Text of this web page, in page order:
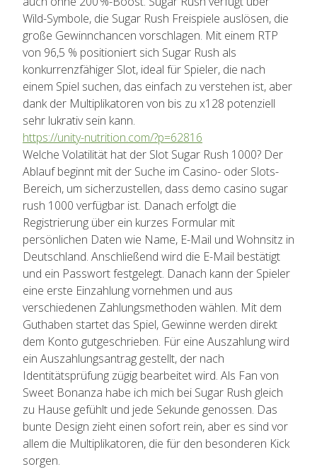
Wild-Symbole, die Sugar Rush Freispiele auslösen, die
große Gewinnchancen vorschlagen. Mit einem RTP
von 96,5 % positioniert sich Sugar Rush als
konkurrenzfähiger Slot, ideal für Spieler, die nach
einem Spiel suchen, das einfach zu verstehen ist, aber
dank der Multiplikatoren von bis zu x128 potenziell
sehr lukrativ sein kann.
https://unity-nutrition.com/?p=62816
Welche Volatilität hat der Slot Sugar Rush 1000? Der
Ablauf beginnt mit der Suche im Casino- oder Slots-
Bereich, um sicherzustellen, dass demo casino sugar
rush 1000 verfügbar ist. Danach erfolgt die
Registrierung über ein kurzes Formular mit
persönlichen Daten wie Name, E-Mail und Wohnsitz in
Deutschland. Anschließend wird die E-Mail bestätigt
und ein Passwort festgelegt. Danach kann der Spieler
eine erste Einzahlung vornehmen und aus
verschiedenen Zahlungsmethoden wählen. Mit dem
Guthaben startet das Spiel, Gewinne werden direkt
dem Konto gutgeschrieben. Für eine Auszahlung wird
ein Auszahlungsantrag gestellt, der nach
Identitätsprüfung zügig bearbeitet wird. Als Fan von
Sweet Bonanza habe ich mich bei Sugar Rush gleich
zu Hause gefühlt und jede Sekunde genossen. Das
bunte Design zieht einen sofort rein, aber es sind vor
allem die Multiplikatoren, die für den besonderen Kick
sorgen.